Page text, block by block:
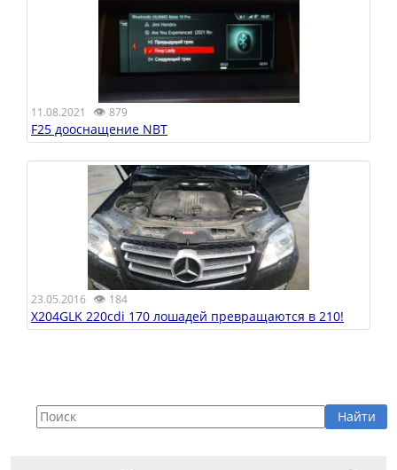
11.08.2021 👁 879
F25 дооснащение NBT
23.05.2016 👁 184
X204GLK 220cdi 170 лошадей превращаются в 210!